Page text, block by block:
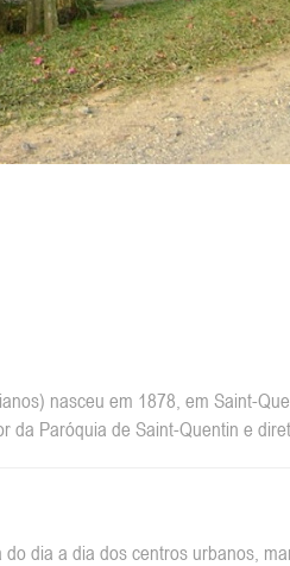
nasceu em 1878, em Saint-
da Paróquia de Saint-Quentin e
dia a dia dos centros urbanos,